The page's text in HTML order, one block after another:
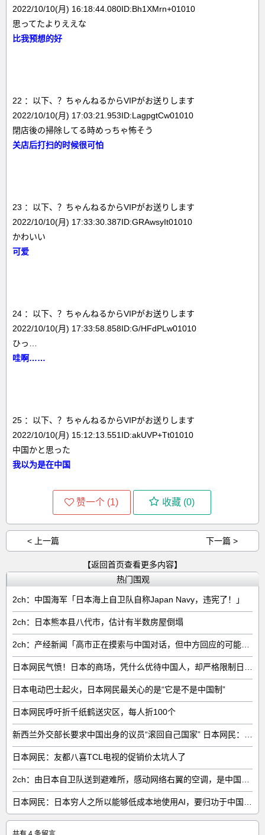
2022/10/10(月) 16:18:44.080ID:Bh1XMrn+01010
思ってたよりええな
比我预想的好
22 ：以下、？ちゃんねるからVIPがお送りします
2022/10/10(月) 17:03:21.953ID:LagpgtCw01010
閉店後の掃除してる時めっちゃ怖そう
关店后打扫的时候很可怕
23 ：以下、？ちゃんねるからVIPがお送りします
2022/10/10(月) 17:33:30.387ID:GRAwsyIt01010
かわいい
可爱
24 ：以下、？ちゃんねるからVIPがお送りします
2022/10/10(月) 17:33:58.858ID:G/HFdPLw01010
ひっ…
哇啊……
25 ：以下、？ちゃんねるからVIPがお送りします
2022/10/10(月) 15:12:13.551ID:akUVP+Tt01010
中国かと思った
我以为是在中国
赞一个 (1) 收藏 (0)
< 上一篇 下一篇 >
【返回首页查看更多内容】
热门围观
2ch：中国海军「日本海上自卫队自称Japan Navy，违宪了！」
2ch：日本熊本县八代市，估计有半数房屋倒塌
日本电动巴士起火，日本网民最关心的是“它是不是中国制”
日本网民呼吁折千纸鹤送灾区，每人折100个
日本网民：友都八喜TCL电视的促销价太坑人了